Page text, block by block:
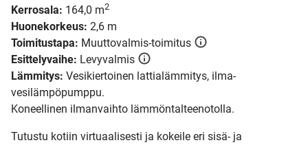
Kerrosala: 164,0 m2
Huonekorkeus: 2,6 m
Toimitustapa: Muuttovalmis-toimitus
Esittelyvaihe: Levyvalmis
Lämmitys: Vesikiertoinen lattialämmitys, ilma-
vesilämpöpumppu.
Koneellinen ilmanvaihto lämmöntalteenotolla.
Tutustu kotiin virtuaalisesti ja kokeile eri sisä- ja